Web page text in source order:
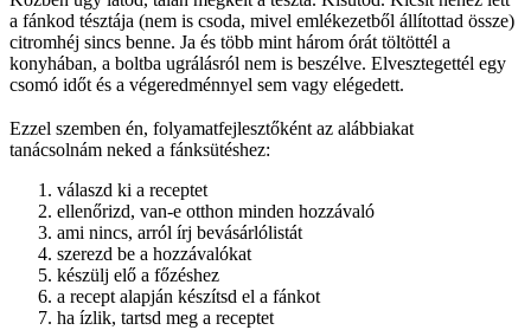
a fánkod tésztája (nem is csoda, mivel emlékezetből állítottad össze)
citromhéj sincs benne. Ja és több mint három órát töltöttél a
konyhában, a boltba ugrálásról nem is beszélve. Elvesztegettél egy
csomó időt és a végeredménnyel sem vagy elégedett.
Ezzel szemben én, folyamatfejlesztőként az alábbiakat
tanácsolnám neked a fánksütéshez:
válaszd ki a receptet
ellenőrizd, van-e otthon minden hozzávaló
ami nincs, arról írj bevásárlólistát
szerezd be a hozzávalókat
készülj elő a főzéshez
a recept alapján készítsd el a fánkot
ha ízlik, tartsd meg a receptet